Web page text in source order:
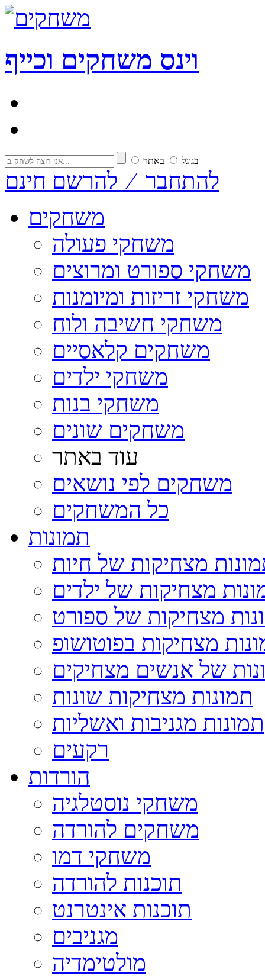
וינס משחקים וכייף
בגוגל באתר
להתחבר ⁄ להרשם חינם
משחקים
משחקי פעולה
משחקי ספורט ומרוצים
משחקי זריזות ומיומנות
משחקי חשיבה ולוח
משחקים קלאסיים
משחקי ילדים
משחקי בנות
משחקים שונים
עוד באתר
משחקים לפי נושאים
כל המשחקים
תמונות
מצחיקות של חיות
מצחיקות של ילדים
מצחיקות של ספורט
מצחיקות בפוטושופ
של אנשים מצחיקים
תמונות מצחיקות שונות
תמונות מגניבות ואשליות
רקעים
הורדות
משחקי נוסטלגיה
משחקים להורדה
משחקי דמו
תוכנות להורדה
תוכנות אינטרנט
מגניבים
מולטימדיה